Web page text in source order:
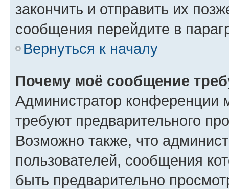
закончить и отправить их
сообщения перейдите в
Вернуться к началу
Почему моё сообщение
Администратор конференции
требуют предварительного
Возможно также, что
пользователей, сообщения
быть предварительно